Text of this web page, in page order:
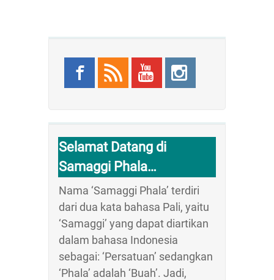
Selamat Datang di
Samaggi Phala…
Nama ‘Samaggi Phala’ terdiri
dari dua kata bahasa Pali, yaitu
‘Samaggi’ yang dapat diartikan
dalam bahasa Indonesia
sebagai: ‘Persatuan’ sedangkan
‘Phala’ adalah ‘Buah’. Jadi,